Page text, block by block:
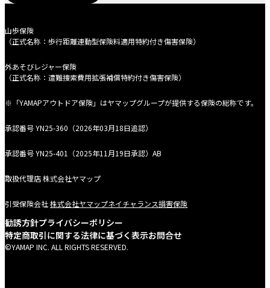
山歩保険
（正式名称：歩行距離連動型保険料適用特約付き傷害保険）
外あそびレジャー保険
（正式名称：遭難捜索費用拡張補償特約付き傷害保険）
※「YAMAPアウトドア保険」はヤマップグループが提供する保険の総称です。
承認番号 YN25-360（2026年03月18日追認）
承認番号 YN25-401（2025年11月19日承認）AB
取扱代理店株式会社ヤマップ
引受保険会社株式会社ヤマップネイチャランス損害保険
勧誘方針プライバシーポリシー
特定商取引に関する法律に基づく表示お問合せ
©YAMAP INC. ALL RIGHTS RESERVED.